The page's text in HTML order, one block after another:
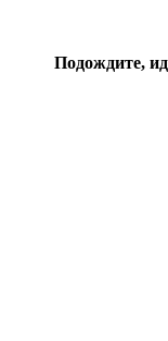
Подождите,